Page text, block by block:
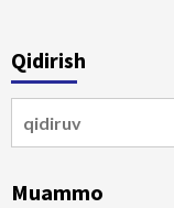
Qidirish
Muammo